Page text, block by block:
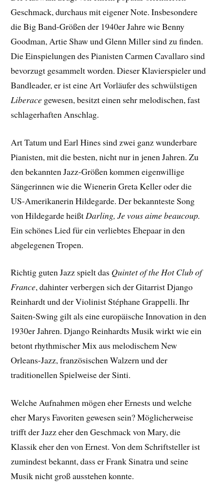
Geschmack, durchaus mit eigener Note. Insbesondere
die Big Band-Größen der 1940er Jahre wie Benny
Goodman, Artie Shaw und Glenn Miller sind zu finden.
Die Einspielungen des Pianisten Carmen Cavallaro sind
bevorzugt gesammelt worden. Dieser Klavierspieler und
Bandleader, er ist eine Art Vorläufer des schwülstigen
Liberace gewesen, besitzt einen sehr melodischen, fast
schlagerhaften Anschlag.
Art Tatum und Earl Hines sind zwei ganz wunderbare
Pianisten, mit die besten, nicht nur in jenen Jahren. Zu
den bekannten Jazz-Größen kommen eigenwillige
Sängerinnen wie die Wienerin Greta Keller oder die
US-Amerikanerin Hildegarde. Der bekannteste Song
von Hildegarde heißt Darling, Je vous aime beaucoup.
Ein schönes Lied für ein verliebtes Ehepaar in den
abgelegenen Tropen.
Richtig guten Jazz spielt das Quintet of the Hot Club of
France, dahinter verbergen sich der Gitarrist Django
Reinhardt und der Violinist Stéphane Grappelli. Ihr
Saiten-Swing gilt als eine europäische Innovation in den
1930er Jahren. Django Reinhardts Musik wirkt wie ein
betont rhythmischer Mix aus melodischem New
Orleans-Jazz, französischen Walzern und der
traditionellen Spielweise der Sinti.
Welche Aufnahmen mögen eher Ernests und welche
eher Marys Favoriten gewesen sein? Möglicherweise
trifft der Jazz eher den Geschmack von Mary, die
Klassik eher den von Ernest. Von dem Schriftsteller ist
zumindest bekannt, dass er Frank Sinatra und seine
Musik nicht groß ausstehen konnte.